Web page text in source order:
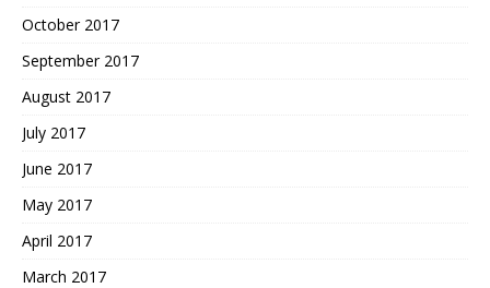
October 2017
September 2017
August 2017
July 2017
June 2017
May 2017
April 2017
March 2017